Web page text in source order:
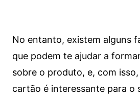
No entanto, existem alguns
que podem te ajudar a
sobre o produto, e, com
cartão é interessante para o